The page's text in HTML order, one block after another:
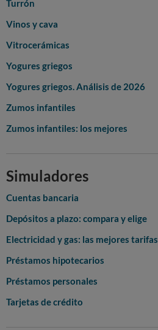
Turrón
Vinos y cava
Vitrocerámicas
Yogures griegos
Yogures griegos. Análisis de 2026
Zumos infantiles
Zumos infantiles: los mejores
Simuladores
Cuentas bancaria
Depósitos a plazo: compara y elige
Electricidad y gas: las mejores tarifas
Préstamos hipotecarios
Préstamos personales
Tarjetas de crédito